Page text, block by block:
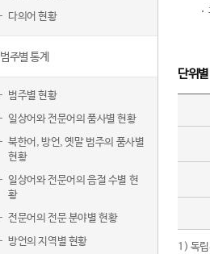
다의어 현황
범주별 통계
범주별 현황
일상어와 전문어의 품사별 현황
북한어, 방언, 옛말 범주의 품사별
현황
일상어와 전문어의 음절 수별 현
황
전문어의 전문 분야별 현황
방언의 지역별 현황
단위
1) 독립